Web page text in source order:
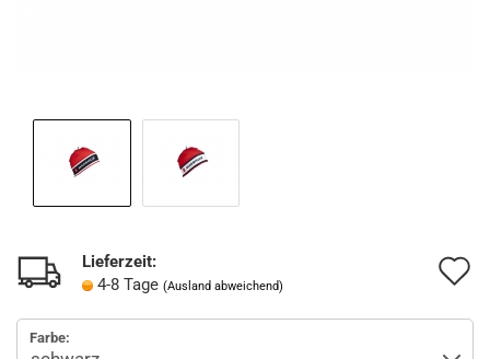
Lieferzeit:
4-8 Tage (Ausland abweichend)
Farbe: